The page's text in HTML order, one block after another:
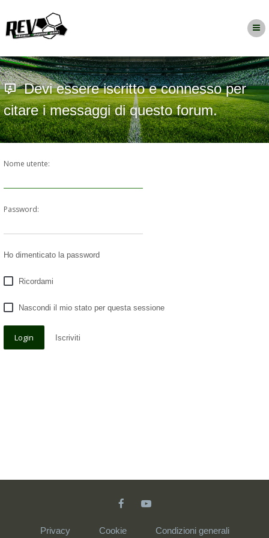
Devi essere iscritto e connesso per
citare i messaggi di questo forum.
Nome utente:
Password:
Ho dimenticato la password
Ricordami
Nascondi il mio stato per questa sessione
Iscriviti
Privacy Cookie Condizioni generali